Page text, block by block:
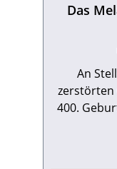
Das
An
zerstörten
400.